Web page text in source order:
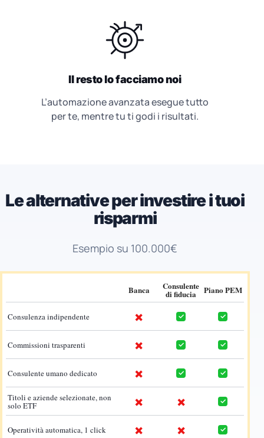
Il resto lo facciamo noi
L’automazione avanzata esegue tutto
per te, mentre tu ti godi i risultati.
Le alternative per investire i tuoi
risparmi
Esempio su 100.000€
Banca Consulente
di fiducia Piano PEM
Consulenza indipendente × ✓ ✓
Commissioni trasparenti × ✓ ✓
Consulente umano dedicato × ✓ ✓
Titoli e aziende selezionate, non
solo ETF × × ✓
Operatività automatica, 1 click × × ✓